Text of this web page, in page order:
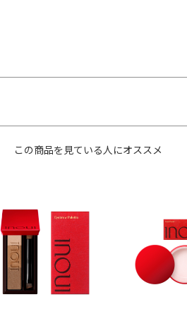
この商品を見ている人にオススメ